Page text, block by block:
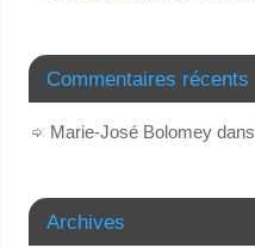
Commentaires récents
Marie-José Bolomeydans
Archives